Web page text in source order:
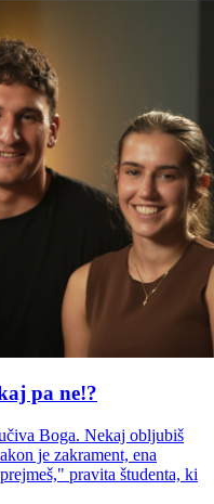
pa ne!?
Boga. Nekaj obljubiš
je zakrament, ena
pravita študenta, ki